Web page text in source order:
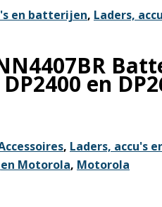
en batterijen, Laders,
en
, Laders, accu's
Motorola, Motorola